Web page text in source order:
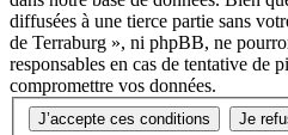
diffusées à une tierce partie sans
de Terraburg », ni phpBB, ne
responsables en cas de tentative de
compromettre vos données.